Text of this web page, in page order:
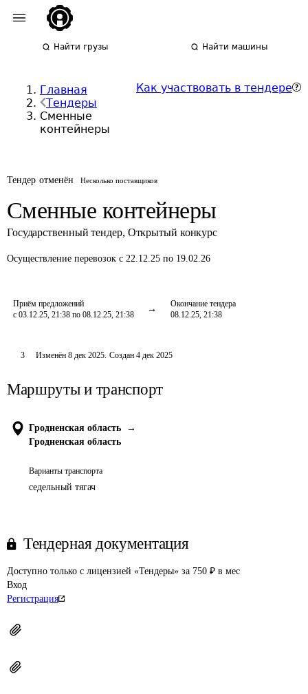
Найти грузы Найти машины
Главная
Тендеры
Сменные
контейнеры
Как участвовать в тендере
Тендер отменён Несколько поставщиков
Сменные контейнеры
Государственный тендер, Открытый конкурс
Осуществление перевозок с 22.12.25 по 19.02.26
Приём предложений
с 03.12.25, 21:38 по 08.12.25, 21:38
Окончание тендера
08.12.25, 21:38
3 Изменён 8 дек 2025. Создан 4 дек 2025
Маршруты и транспорт
Гродненская область
→
Гродненская область
Варианты транспорта
седельный тягач
Тендерная документация
Доступно только с лицензией «Тендеры» за 750 ₽ в мес
Вход
Регистрация